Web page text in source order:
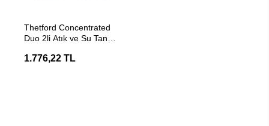
Thetford Concentrated
Duo 2li Atık ve Su Tankı
1.776,22 TL